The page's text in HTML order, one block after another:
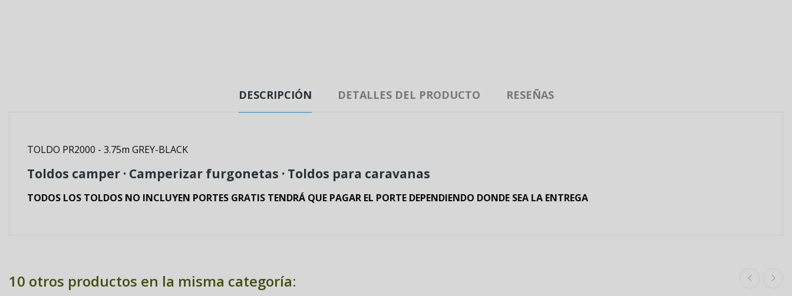
DESCRIPCIÓN DETALLES DEL PRODUCTO RESEÑAS
TOLDO PR2000 - 3.75m GREY-BLACK
Toldos camper · Camperizar furgonetas · Toldos para caravanas
TODOS LOS TOLDOS NO INCLUYEN PORTES GRATIS TENDRÁ QUE PAGAR EL PORTE DEPENDIENDO DONDE SEA LA ENTREGA
10 otros productos en la misma categoría: